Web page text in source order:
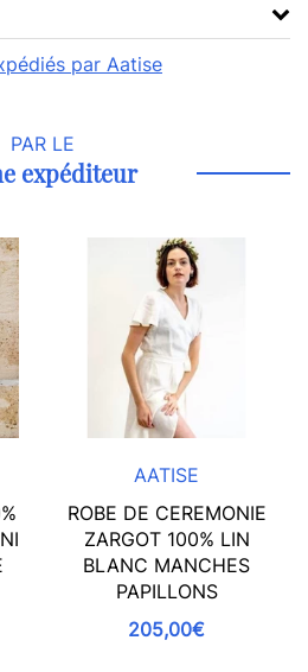
par Aatise
PAR LE
expéditeur
AATISE
ROBE DE CEREMONIE
ZARGOT 100% LIN
BLANC MANCHES
PAPILLONS
205,00€